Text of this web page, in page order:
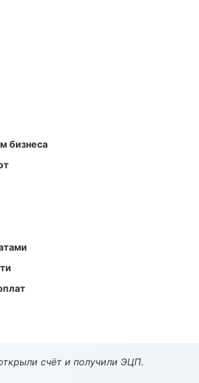
бизнеса
счёт и получили ЭЦП.